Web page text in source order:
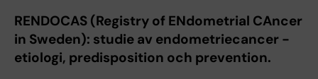
RENDOCAS (Registry of ENdometrial CAncer
in Sweden): studie av endometriecancer -
etiologi, predisposition och prevention.